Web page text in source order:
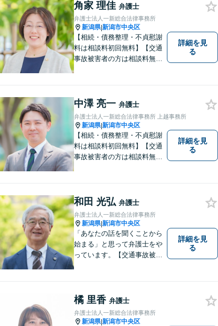
てお力になります
角家 理佳 弁護士
弁護士法人一新総合法律事務所
新潟県|新潟市中央区
【相続・債務整理・不貞慰謝
料は相談料初回無料】【交通
事故被害者の方は相談料無料
るため日々研鑽を積んでいま
す
詳細を見
る
中澤 亮一 弁護士
弁護士法人一新総合法律事務所 上越事務所
新潟県|新潟市中央区
【相続・債務整理・不貞慰謝
料は相談料初回無料】【交通
事故被害者の方は相談料無料
思っています。
詳細を見
る
和田 光弘 弁護士
弁護士法人一新総合法律事務所
新潟県|新潟市中央区
「あなたの話を聞くことから
始まる」と思って弁護士をや
っています。【交通事故被害
災・不貞慰謝料は相談料初回
無料】【顧問先企業300社以
上】
詳細を見
る
橘 里香 弁護士
弁護士法人一新総合法律事務所
新潟県|新潟市中央区